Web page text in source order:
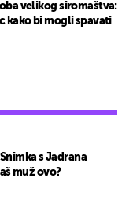
s Jadrana
muž ovo?
velikog siromaštva:
kako bi mogli spavati